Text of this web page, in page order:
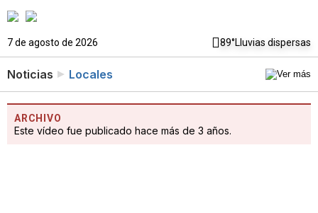
7 de agosto de 2026 89°Lluvias dispersas
Noticias Locales
ARCHIVO
Este vídeo fue publicado hace más de 3 años.